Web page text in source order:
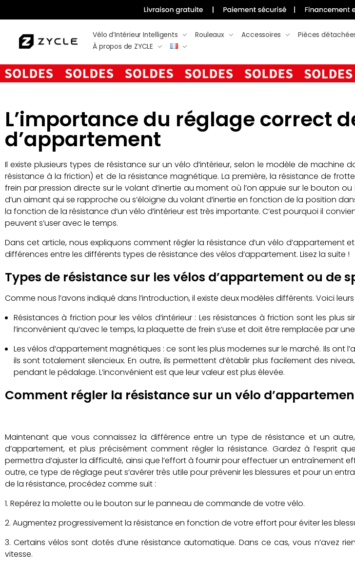
Vélo d’Intérieur Intelligents Rouleaux Accessoires Pièces
À propos de ZYCLE
L’importance du réglage correct
d’appartement
Il existe plusieurs types de résistance sur un vélo d’intérieur, selon le modèle de
résistance à la friction) et de la résistance magnétique. La première, la résistance de
frein par pression directe sur le volant d’inertie au moment où l’on appuie sur le bouton
d’un aimant qui se rapproche ou s’éloigne du volant d’inertie en fonction de la position
la fonction de la résistance d’un vélo d’intérieur est très importante. C’est pourquoi il
peuvent s’user avec le temps.
Dans cet article, nous expliquons comment régler la résistance d’un vélo d’appartement
différences entre les différents types de résistance des vélos d’appartement. Lisez la suite !
Types de résistance sur les vélos d’appartement ou de
Comme nous l’avons indiqué dans l’introduction, il existe deux modèles différents. Voici
Résistances à friction pour les vélos d’intérieur : Les résistances à friction sont les
l’inconvénient qu’avec le temps, la plaquette de frein s’use et doit être remplacée par
Les vélos d’appartement magnétiques : ce sont les plus modernes sur le marché. Ils ont
ils sont totalement silencieux. En outre, ils permettent d’établir plus facilement des
pendant le pédalage. L’inconvénient est que leur valeur est plus élevée.
Comment régler la résistance sur un vélo
Maintenant que vous connaissez la différence entre un type de résistance et un
d’appartement, et plus précisément comment régler la résistance. Gardez à l’esprit
permettra d’ajuster la difficulté, ainsi que l’effort à fournir pour effectuer un entraînement
outre, ce type de réglage peut s’avérer très utile pour prévenir les blessures et pour un
de la résistance, procédez comme suit :
Repérez la molette ou le bouton sur le panneau de commande de votre vélo.
Augmentez progressivement la résistance en fonction de votre effort pour éviter les
Certains vélos sont dotés d’une résistance automatique. Dans ce cas, vous n’avez
vitesse.